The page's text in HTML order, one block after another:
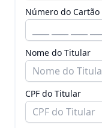
Número do Cartão
Nome do Titular
CPF do Titular